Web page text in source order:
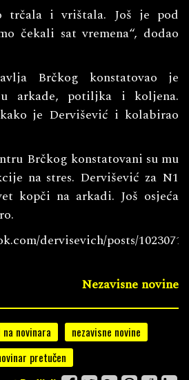
trčala i vrištala. Još je pod
čekali sat vremena“, dodao
Brčkog konstatovao je
arkade, potiljka i koljena.
je Dervišević i kolabirao
Brčkog konstatovani su mu
na stres. Dervišević za N1
kopči na arkadi. Još osjeća
dervisevich/posts/
Nezavisne novine
na novinara
nezavisne novine
pretučen